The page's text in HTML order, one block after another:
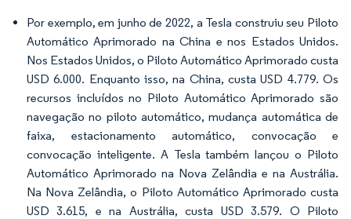
Por exemplo, em junho de 2022, a Tesla construiu seu Piloto
Automático Aprimorado na China e nos Estados Unidos.
Nos Estados Unidos, o Piloto Automático Aprimorado custa
USD 6.000. Enquanto isso, na China, custa USD 4.779. Os
recursos incluídos no Piloto Automático Aprimorado são
navegação no piloto automático, mudança automática de
faixa, estacionamento automático, convocação e
convocação inteligente. A Tesla também lançou o Piloto
Automático Aprimorado na Nova Zelândia e na Austrália.
Na Nova Zelândia, o Piloto Automático Aprimorado custa
USD 3.615, e na Austrália, custa USD 3.579. O Piloto